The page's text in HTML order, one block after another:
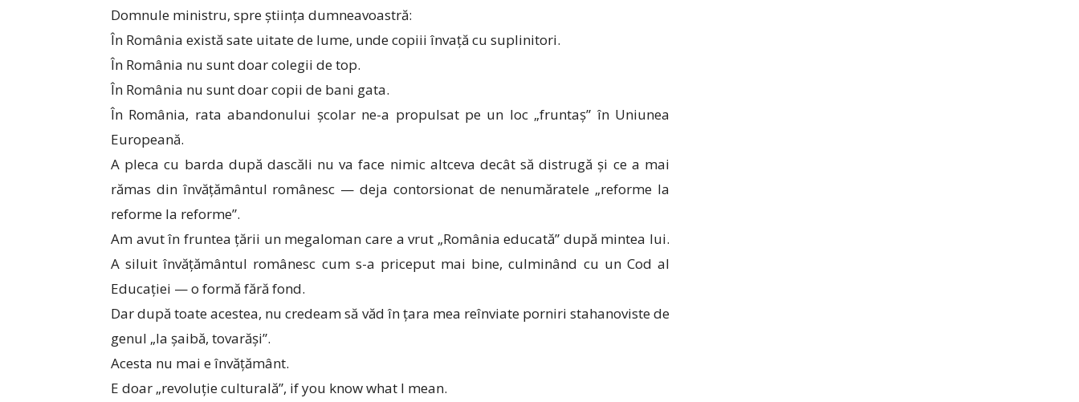
Domnule ministru, spre știința dumneavoastră:
În România există sate uitate de lume, unde copiii învață cu suplinitori.
În România nu sunt doar colegii de top.
În România nu sunt doar copii de bani gata.
În România, rata abandonului școlar ne-a propulsat pe un loc „fruntaș” în Uniunea
Europeană.
A pleca cu barda după dascăli nu va face nimic altceva decât să distrugă și ce a mai
rămas din învățământul românesc — deja contorsionat de nenumăratele „reforme la
reforme la reforme”.
Am avut în fruntea țării un megaloman care a vrut „România educată” după mintea lui.
A siluit învățământul românesc cum s-a priceput mai bine, culminând cu un Cod al
Educației — o formă fără fond.
Dar după toate acestea, nu credeam să văd în țara mea reînviate porniri stahanoviste de
genul „la șaibă, tovarăși”.
Acesta nu mai e învățământ.
E doar „revoluție culturală”, if you know what I mean.